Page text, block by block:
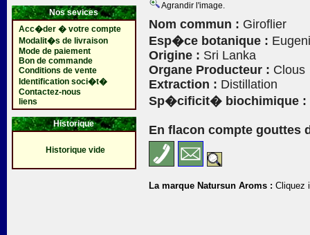
Nos sevices
Acc�der � votre compte
Modalit�s de livraison
Mode de paiement
Bon de commande
Conditions de vente
Identification soci�t�
Contactez-nous
liens
Historique
Historique vide
Agrandir l'image.
Nom commun : Giroflier
Esp�ce botanique :
Origine : Sri Lanka
Organe Producteur : Clous
Extraction : Distillation
Sp�cificit� biochimique :
En flacon compte gouttes
La marque Natursun Aroms : Cliquez